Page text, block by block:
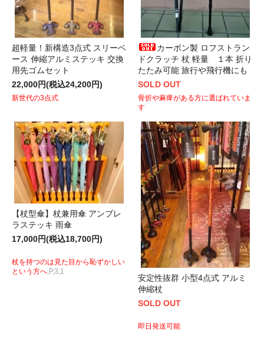
超軽量！新構造3点式 スリーベ
ース 伸縮アルミステッキ 交換
用先ゴムセット
22,000円(税込24,200円)
新世代の3点式
カーボン製 ロフストラン
ドクラッチ 杖 軽量 １本 折り
たたみ可能 旅行や飛行機にも
SOLD OUT
骨折や麻痺がある方に選ばれていま
す
【杖型傘】杖兼用傘 アンブレ
ラステッキ 雨傘
17,000円(税込18,700円)
杖を持つのは見た目から恥ずかしい
という方へ,P,3,1
安定性抜群 小型4点式 アルミ
伸縮杖
SOLD OUT
即日発送可能